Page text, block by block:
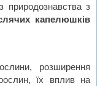
природознавства з
капелюшків
розширення
їх вплив на